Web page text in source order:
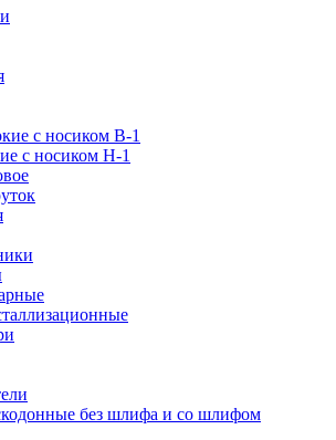
с носиком В-1
с носиком Н-1
без шлифа и со шлифом